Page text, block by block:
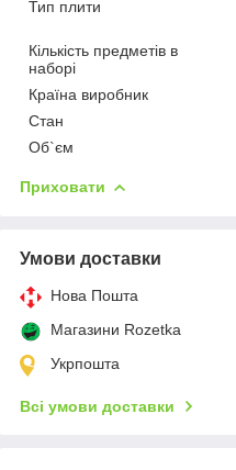
Тип плити
Кількість предметів в
наборі
Країна виробник
Стан
Об`єм
Приховати
Умови доставки
Нова Пошта
Магазини Rozetka
Укрпошта
Всі умови доставки